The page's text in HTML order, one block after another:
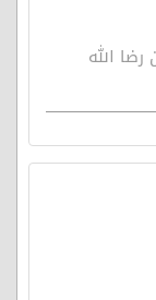
بين رضا الله